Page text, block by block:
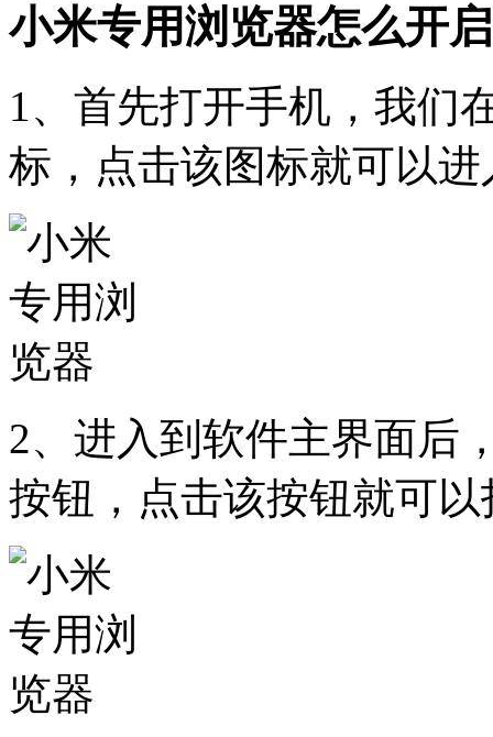
小米专用浏览器怎么开
1、首先打开手机，我们
标，点击该图标就可以
2、进入到软件主界面后
按钮，点击该按钮就可